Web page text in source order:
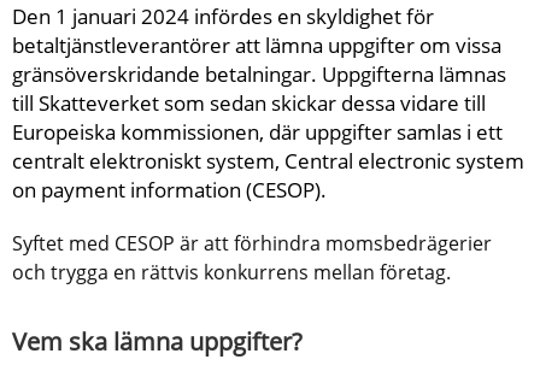
Den 1 januari 2024 infördes en skyldighet för
betaltjänstleverantörer att lämna uppgifter om vissa
gränsöverskridande betalningar. Uppgifterna lämnas
till Skatteverket som sedan skickar dessa vidare till
Europeiska kommissionen, där uppgifter samlas i ett
centralt elektroniskt system, Central electronic system
on payment information (CESOP).
Syftet med CESOP är att förhindra momsbedrägerier
och trygga en rättvis konkurrens mellan företag.
Vem ska lämna uppgifter?